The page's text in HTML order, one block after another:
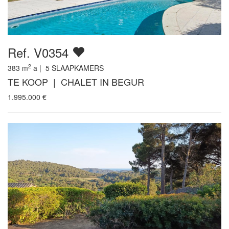
Ref. V0354
383 m2 a | 5 SLAAPKAMERS
TE KOOP | CHALET IN BEGUR
1.995.000 €